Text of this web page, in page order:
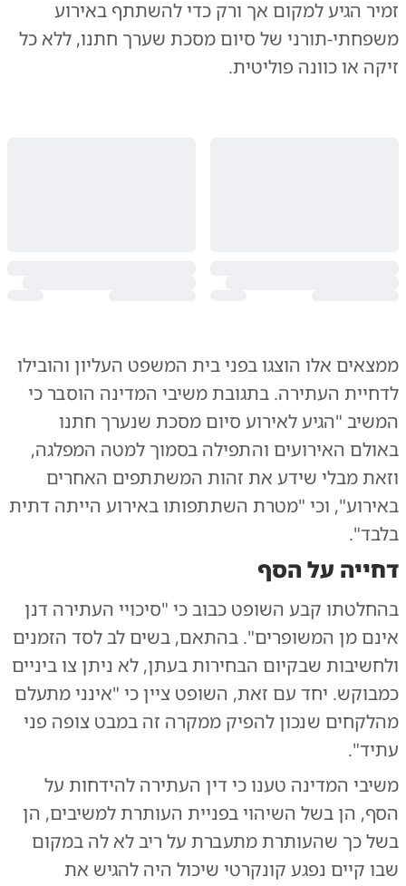
זמיר הגיע למקום אך ורק כדי להשתתף באירוע
משפחתי-תורני של סיום מסכת שערך חתנו, ללא כל
זיקה או כוונה פוליטית.
ממצאים אלו הוצגו בפני בית המשפט העליון והובילו
לדחיית העתירה. בתגובת משיבי המדינה הוסבר כי
המשיב "הגיע לאירוע סיום מסכת שנערך חתנו
באולם האירועים והתפילה בסמוך למטה המפלגה,
וזאת מבלי שידע את זהות המשתתפים האחרים
באירוע", וכי "מטרת השתתפותו באירוע הייתה דתית
בלבד".
דחייה על הסף
בהחלטתו קבע השופט כבוב כי "סיכויי העתירה דנן
אינם מן המשופרים". בהתאם, בשים לב לסד הזמנים
ולחשיבות שבקיום הבחירות בעתן, לא ניתן צו ביניים
כמבוקש. יחד עם זאת, השופט ציין כי "אינני מתעלם
מהלקחים שנכון להפיק ממקרה זה במבט צופה פני
עתיד".
משיבי המדינה טענו כי דין העתירה להידחות על
הסף, הן בשל השיהוי בפניית העותרת למשיבים, הן
בשל כך שהעותרת מתעברת על ריב לא לה במקום
שבו קיים נפגע קונקרטי שיכול היה להגיש את